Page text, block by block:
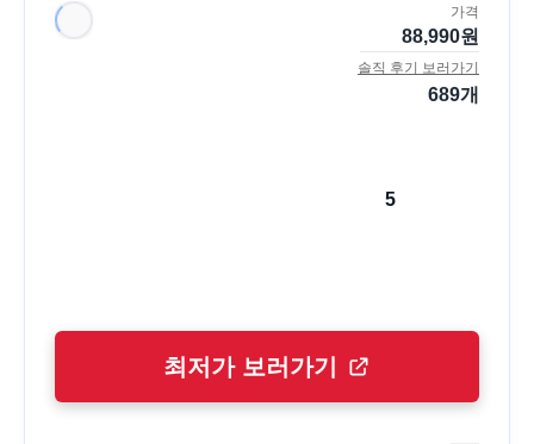
가격
88,990원
솔직 후기 보러가기
689개
5
최저가 보러가기